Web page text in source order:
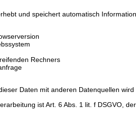
und speichert automatisch
Rechners
Daten mit anderen Datenquellen
ist Art. 6 Abs. 1 lit. f DSGVO,